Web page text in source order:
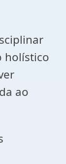
holístico
ao